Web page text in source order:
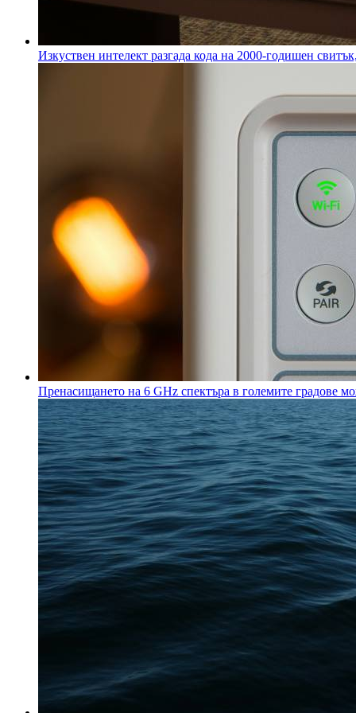
Изкуствен интелект разгада кода на 2000-годишен
Пренасищането на 6 GHz спектъра в големите градове